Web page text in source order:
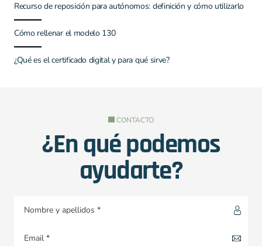
Recurso de reposición para autónomos: definición y cómo utilizarlo
Cómo rellenar el modelo 130
¿Qué es el certificado digital y para qué sirve?
CONTACTO
¿En qué podemos
ayudarte?